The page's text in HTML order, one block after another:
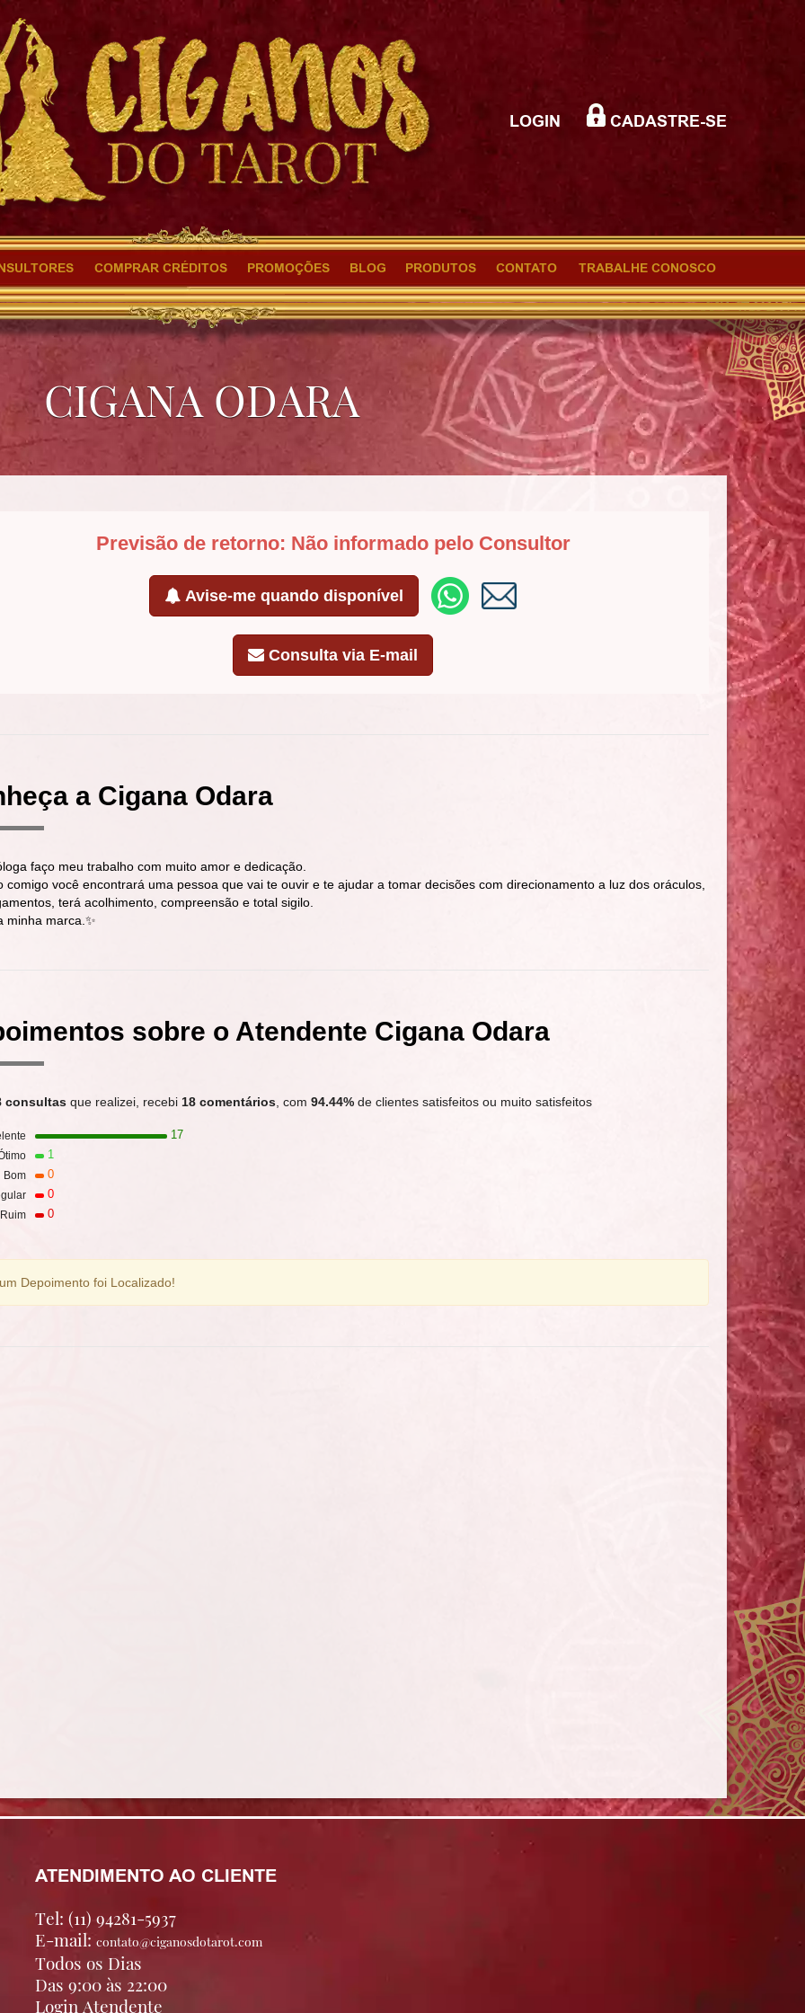
LOGIN CADASTRE-SE
COMPRAR CRÉDITOS PROMOÇÕES BLOG PRODUTOS CONTATO TRABALHE CONOSCO
CIGANA ODARA
Previsão de retorno: Não informado pelo Consultor
Avise-me quando disponível
Consulta via E-mail
a Cigana Odara
faço meu trabalho com muito amor e dedicação.
comigo você encontrará uma pessoa que vai te ouvir e te ajudar a tomar decisões com direcionamento a luz dos oráculos,
terá acolhimento, compreensão e total sigilo.
minha marca.✨
sobre o Atendente Cigana Odara
consultas que realizei, recebi 18 comentários , com 94.44% de clientes satisfeitos ou muito satisfeitos
17
1
Bom 0
0
Ruim 0
Depoimento foi Localizado!
ATENDIMENTO AO CLIENTE
Tel: (11) 94281-5937
E-mail: contato@ciganosdotarot.com
Todos os Dias
Das 9:00 às 22:00
Login Atendente